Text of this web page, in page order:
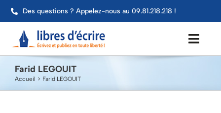
Passer
contenu
Des questions ? Appelez-nous au 09.81.218.218 !
Aide
Farid LEGOUIT
Accueil Farid LEGOUIT